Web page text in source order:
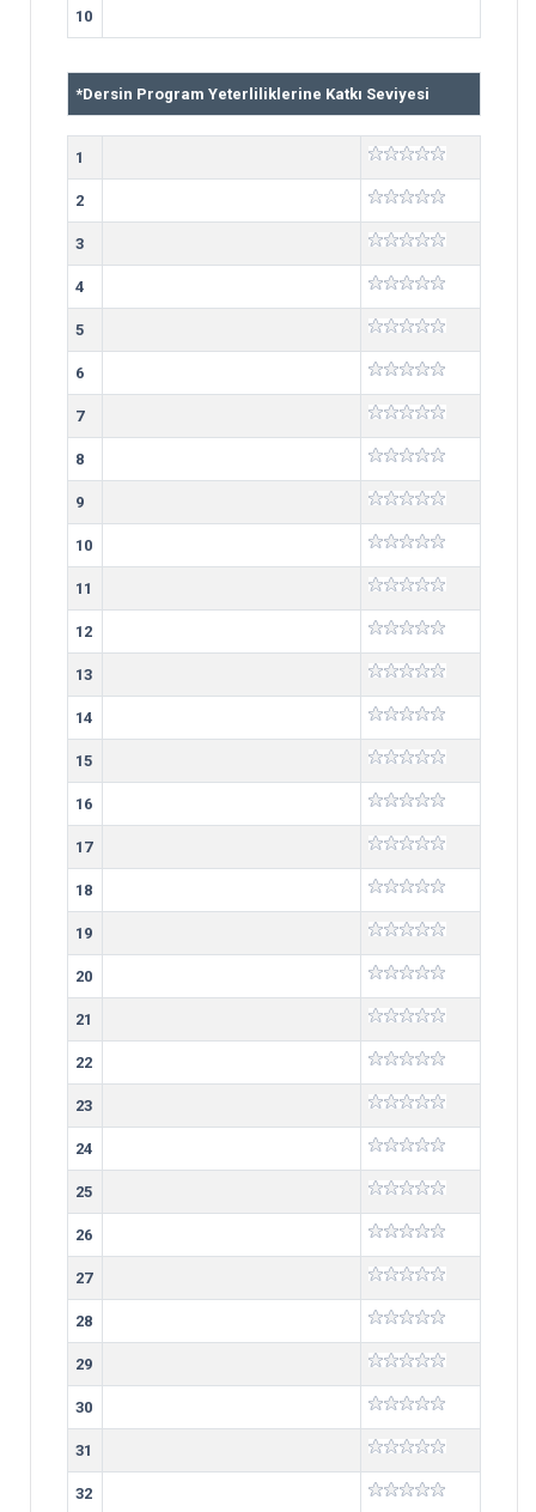
10
*Dersin Program Yeterliliklerine Katkı Seviyesi
1
2
3
4
5
6
7
8
9
10
11
12
13
14
15
16
17
18
19
20
21
22
23
24
25
26
27
28
29
30
31
32